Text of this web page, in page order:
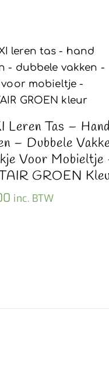
Leren Tas – Hand
– Dubbele
Voor Mobieltje
GROEN
inc. BTW